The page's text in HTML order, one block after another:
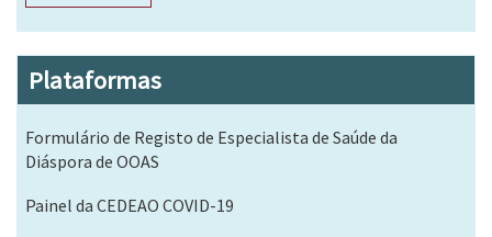
Plataformas
Formulário de Registo de Especialista de Saúde da
Diáspora de OOAS
Painel da CEDEAO COVID-19